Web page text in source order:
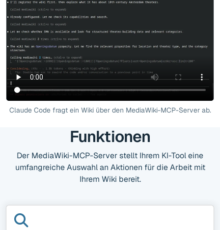
Claude Code fragt ein Wiki über den MediaWiki-MCP-Server ab.
Funktionen
Der MediaWiki-MCP-Server stellt Ihrem KI-Tool eine
umfangreiche Auswahl an Aktionen für die Arbeit mit
Ihrem Wiki bereit.